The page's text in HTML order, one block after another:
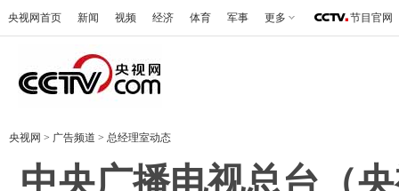
央视网首页 新闻 视频 经济 体育 军事 更多 节目官网
央视网 > 广告频道 > 总经理室动态
中央广播电视总台（